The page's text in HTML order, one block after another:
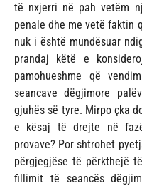
të nxjerri në pah vetëm
penale dhe me vetë faktin
nuk i është mundësuar
prandaj këtë e
pamohueshme që
seancave dëgjimore
gjuhës së tyre. Mirpo çka
e kësaj të drejte në
provave? Por shtrohet
përgjegjëse të përkthejë
fillimit të seancës